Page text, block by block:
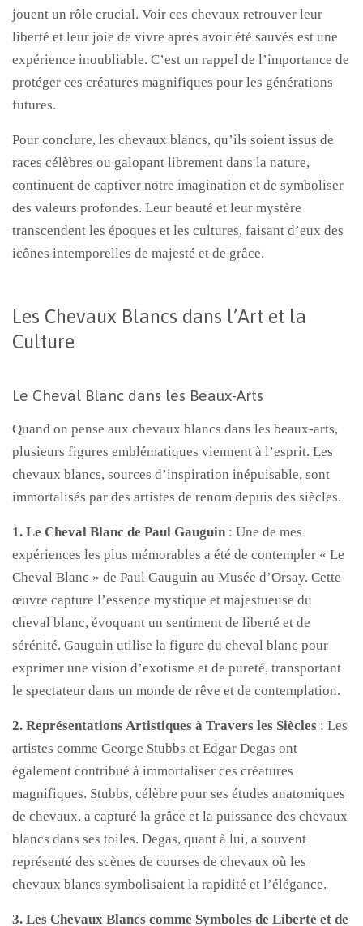
jouent un rôle crucial. Voir ces chevaux retrouver leur
liberté et leur joie de vivre après avoir été sauvés est une
expérience inoubliable. C’est un rappel de l’importance de
protéger ces créatures magnifiques pour les générations
futures.
Pour conclure, les chevaux blancs, qu’ils soient issus de
races célèbres ou galopant librement dans la nature,
continuent de captiver notre imagination et de symboliser
des valeurs profondes. Leur beauté et leur mystère
transcendent les époques et les cultures, faisant d’eux des
icônes intemporelles de majesté et de grâce.
Les Chevaux Blancs dans l’Art et la
Culture
Le Cheval Blanc dans les Beaux-Arts
Quand on pense aux chevaux blancs dans les beaux-arts,
plusieurs figures emblématiques viennent à l’esprit. Les
chevaux blancs, sources d’inspiration inépuisable, sont
immortalisés par des artistes de renom depuis des siècles.
1. Le Cheval Blanc de Paul Gauguin : Une de mes
expériences les plus mémorables a été de contempler « Le
Cheval Blanc » de Paul Gauguin au Musée d’Orsay. Cette
œuvre capture l’essence mystique et majestueuse du
cheval blanc, évoquant un sentiment de liberté et de
sérénité. Gauguin utilise la figure du cheval blanc pour
exprimer une vision d’exotisme et de pureté, transportant
le spectateur dans un monde de rêve et de contemplation.
2. Représentations Artistiques à Travers les Siècles : Les
artistes comme George Stubbs et Edgar Degas ont
également contribué à immortaliser ces créatures
magnifiques. Stubbs, célèbre pour ses études anatomiques
de chevaux, a capturé la grâce et la puissance des chevaux
blancs dans ses toiles. Degas, quant à lui, a souvent
représenté des scènes de courses de chevaux où les
chevaux blancs symbolisaient la rapidité et l’élégance.
3. Les Chevaux Blancs comme Symboles de Liberté et de